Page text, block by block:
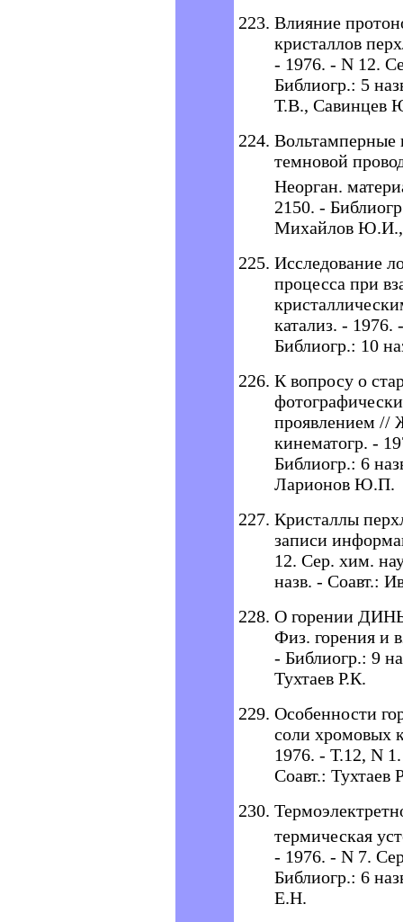
Влияние
кристаллов
- 1976. - N 12.
Библиогр.: 5
Т.В., Савинцев
Вольтамперные
темновой
Неорган.
2150. -
Михайлов Ю.И.,
Исследование
процесса при
катализ. -
Библиогр.: 10
К вопросу о
проявлением //
кинематогр. -
Библиогр.: 6
Ларионов Ю.П.
Кристаллы
записи
12. Сер. хим.
назв. - Соавт.:
О горении
Физ. горения и
- Библиогр.: 9
Тухтаев Р.К.
Особенности
соли хромовых
1976. - Т.12, N
Соавт.: Тухтаев
термическая
- 1976. - N 7.
Библиогр.: 6
Е.Н.